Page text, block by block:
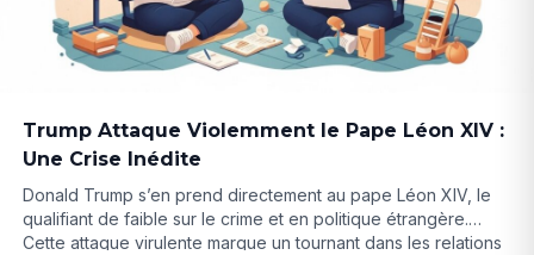
Trump Attaque Violemment le Pape Léon XIV :
Une Crise Inédite
Donald Trump s’en prend directement au pape Léon XIV, le
qualifiant de faible sur le crime et en politique étrangère.
Cette attaque virulente marque un tournant dans les relations